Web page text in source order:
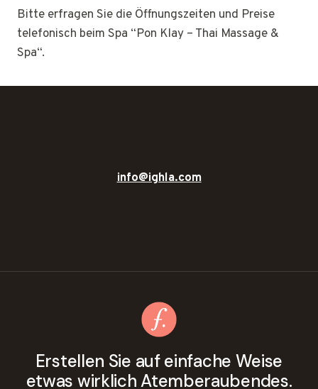
Bitte erfragen Sie die Öffnungszeiten und Preise
telefonisch beim Spa “Pon Klay – Thai Massage &
Spa“.
info@ighla.com
Erstellen Sie auf einfache Weise
etwas wirklich Atemberaubendes.